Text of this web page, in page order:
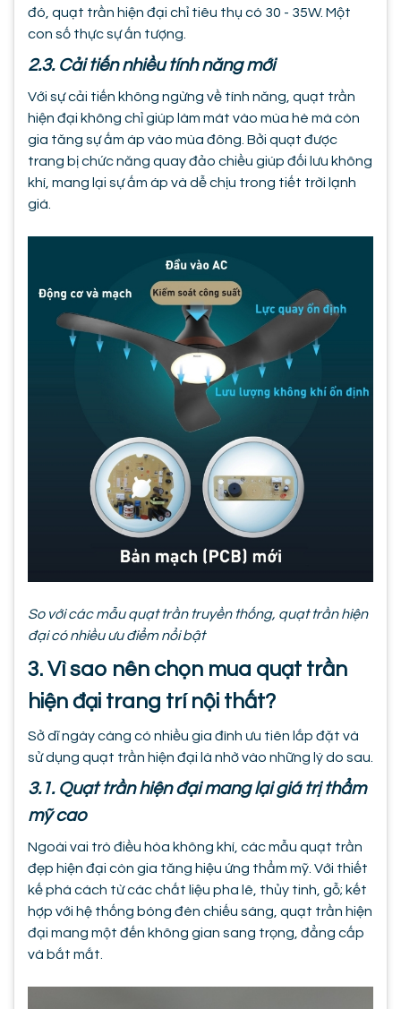
đó, quạt trần hiện đại chỉ tiêu thụ có 30 - 35W. Một
con số thực sự ấn tượng.
2.3. Cải tiến nhiều tính năng mới
Với sự cải tiến không ngừng về tính năng, quạt trần
hiện đại không chỉ giúp làm mát vào mùa hè mà còn
gia tăng sự ấm áp vào mùa đông. Bởi quạt được
trang bị chức năng quay đảo chiều giúp đối lưu không
khí, mang lại sự ấm áp và dễ chịu trong tiết trời lạnh
giá.
So với các mẫu quạt trần truyền thống, quạt trần hiện
đại có nhiều ưu điểm nổi bật
3. Vì sao nên chọn mua quạt trần
hiện đại trang trí nội thất?
Sở dĩ ngày càng có nhiều gia đình ưu tiên lắp đặt và
sử dụng quạt trần hiện đại là nhờ vào những lý do sau.
3.1. Quạt trần hiện đại mang lại giá trị thẩm
mỹ cao
Ngoài vai trò điều hòa không khí, các mẫu quạt trần
đẹp hiện đại còn gia tăng hiệu ứng thẩm mỹ. Với thiết
kế phá cách từ các chất liệu pha lê, thủy tinh, gỗ; kết
hợp với hệ thống bóng đèn chiếu sáng, quạt trần hiện
đại mang một đến không gian sang trọng, đẳng cấp
và bắt mắt.